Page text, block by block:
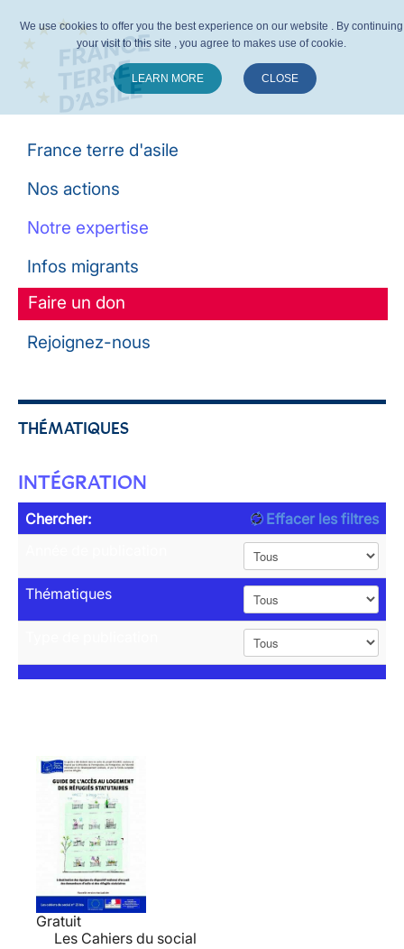
France terre d'asile
Nos actions
Notre expertise
Infos migrants
Faire un don
Rejoignez-nous
THÉMATIQUES
INTÉGRATION
Chercher:
Effacer les filtres
Thématiques
Gratuit
Les Cahiers du social
We use cookies to offer you the best experience on our website . By continuing
your visit to this site , you agree to makes use of cookie.
LEARN MORE CLOSE